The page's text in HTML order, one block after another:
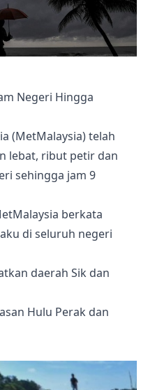
Negeri Hingga
(MetMalaysia) telah
lebat, ribut petir dan
sehingga jam 9
berkata
di seluruh negeri
daerah Sik dan
Hulu Perak dan